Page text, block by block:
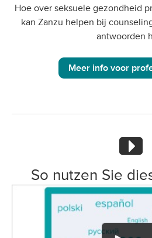
Hoe over seksuele gezondheid
kan Zanzu helpen bij
antwoorden
Meer info voor
So nutzen Sie